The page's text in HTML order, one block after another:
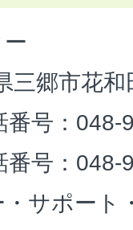
三郷市花
番号：048-
番号：048-
サポート